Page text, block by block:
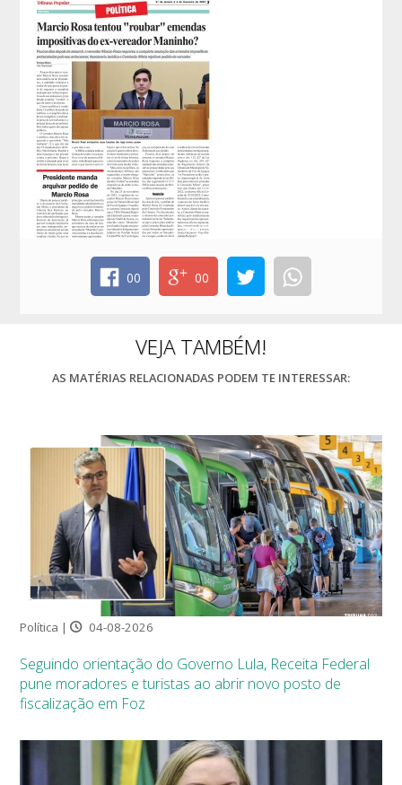
00 00
VEJA TAMBÉM!
AS MATÉRIAS RELACIONADAS PODEM TE INTERESSAR:
Política | 04-08-2026
Seguindo orientação do Governo Lula, Receita Federal
pune moradores e turistas ao abrir novo posto de
fiscalização em Foz